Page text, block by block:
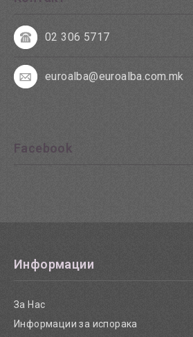
02 306 5717
euroalba@euroalba.com.mk
Facebook
Информации
За Нас
Информации за испорака